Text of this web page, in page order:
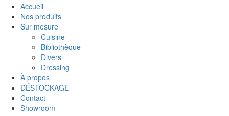
Accueil
Nos produits
Sur mesure
Cuisine
Bibliothèque
Divers
Dressing
À propos
DÉSTOCKAGE
Contact
Showroom